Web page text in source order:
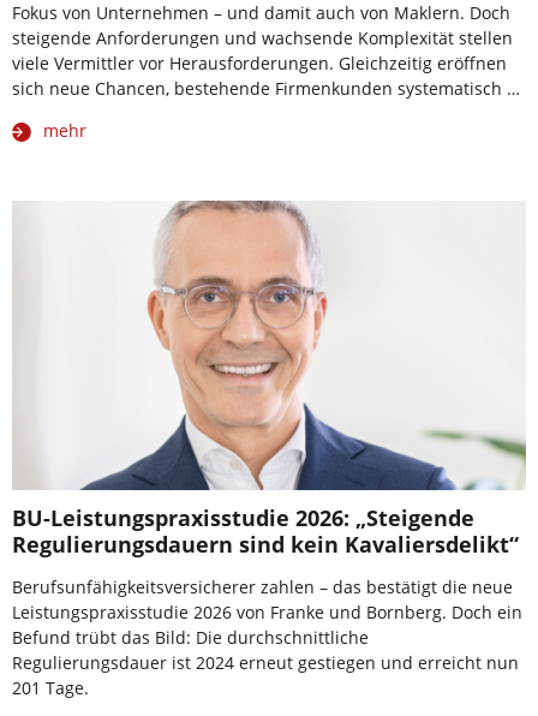
Fokus von Unternehmen – und damit auch von Maklern. Doch
steigende Anforderungen und wachsende Komplexität stellen
viele Vermittler vor Herausforderungen. Gleichzeitig eröffnen
sich neue Chancen, bestehende Firmenkunden systematisch …
mehr
BU-Leistungspraxisstudie 2026: „Steigende
Regulierungsdauern sind kein Kavaliersdelikt“
Berufsunfähigkeitsversicherer zahlen – das bestätigt die neue
Leistungspraxisstudie 2026 von Franke und Bornberg. Doch ein
Befund trübt das Bild: Die durchschnittliche
Regulierungsdauer ist 2024 erneut gestiegen und erreicht nun
201 Tage.